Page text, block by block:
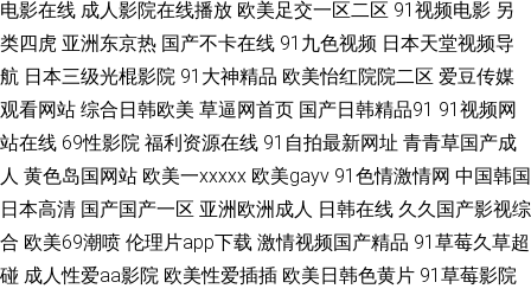
人射超碰 四虎音影 91九色熟女p 超碰在线a 九一社视频 欧美人妖毛片A片 日
韩超碰 亚州成人乱洲伦 超碰免费在线97 国产探花av 久草成人福利导航 婷婷
午夜剧场 伊人影院能玩av 91社久久网 www操碰 成人午夜导航 91软件网战
在线黄色电影网站 AV黄色男人天堂 岛国动作片网站 久草超爱 欧美偷拍综合
电影在线 成人影院在线播放 欧美足交一区二区 91视频电影 另
类四虎 亚洲东京热 国产不卡在线 91九色视频 日本天堂视频导
航 日本三级光棍影院 91大神精品 欧美怡红院院二区 爱豆传媒
观看网站 综合日韩欧美 草逼网首页 国产日韩精品91 91视频网
站在线 69性影院 福利资源在线 91自拍最新网址 青青草国产成
人 黄色岛国网站 欧美一xxxxx 欧美gayv 91色情激情网 中国韩国
日本高清 国产国产一区 亚洲欧洲成人 日韩在线 久久国产影视综
合 欧美69潮喷 伦理片app下载 激情视频国产精品 91草莓久草超
碰 成人性爱aa影院 欧美性爱插插 欧美日韩色黄片 91草莓影院